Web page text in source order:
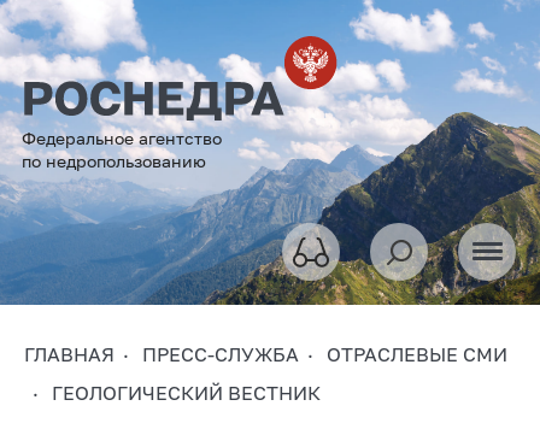
Федеральное агентство
по недропользованию
ГЛАВНАЯ ПРЕСС-СЛУЖБА
ОТРАСЛЕВЫЕ СМИ
ГЕОЛОГИЧЕСКИЙ ВЕСТНИК